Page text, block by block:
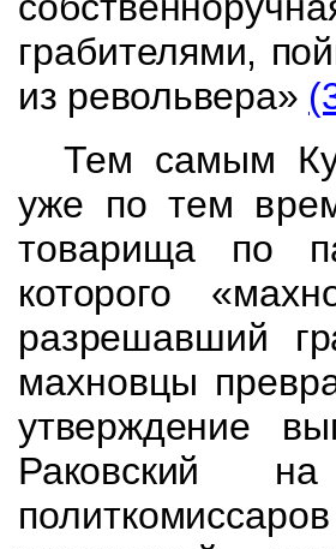
грабителями,
из револьвера»
Тем самым
уже по тем
товарища по
которого
разрешавший
махновцы
утверждение
Раковский